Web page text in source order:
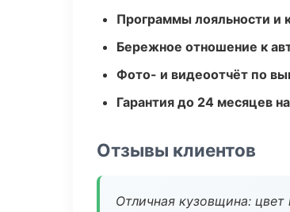
Программы лояльности и
Бережное отношение к
Фото- и видеоотчёт по
Гарантия до 24 месяцев
Отзывы клиентов
Отличная кузовщина: